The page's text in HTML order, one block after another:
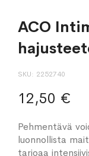
ACO
SKU 2252740
12,50 €
Pehmentävä
luonnollista
tarjoaa